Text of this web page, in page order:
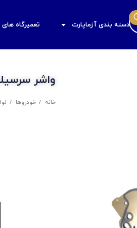
دسته بندی آزماپارت تعمیرگاه های
واشر
خانه خودروها